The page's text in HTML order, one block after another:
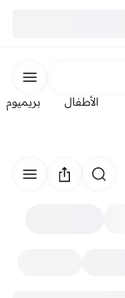
الأطفال بريميوم